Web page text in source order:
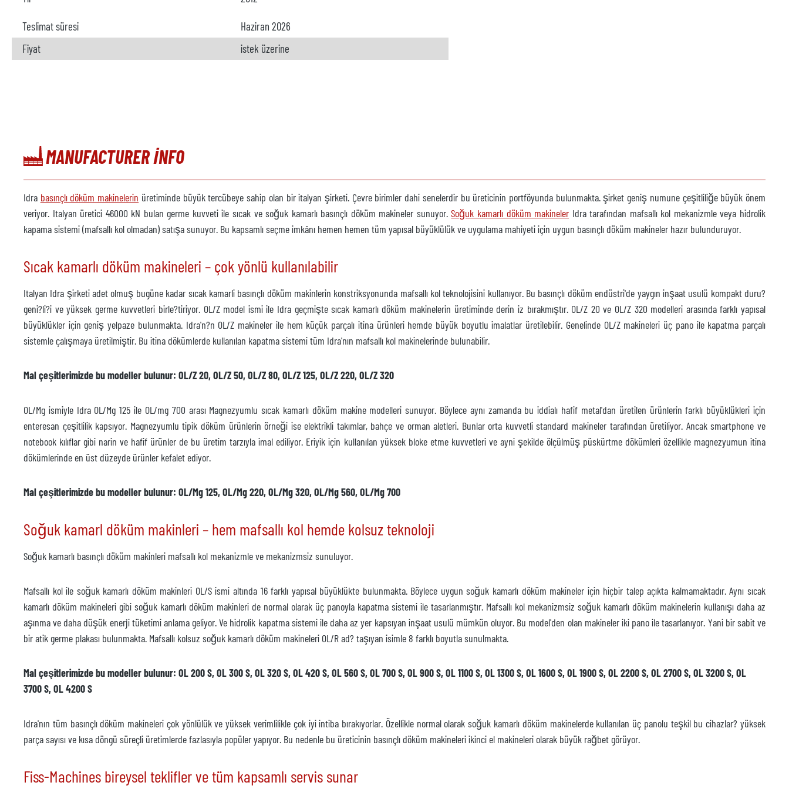
Teslimat süresi
Haziran 2026
Fiyat
istek üzerine
MANUFACTURER INFO
Idra basınçlı döküm makinelerin üretiminde büyük tercübeye sahip olan bir italyan şirketi. Çevre birimler dahi senelerdir bu üreticinin portföyunda bulunmakta. şirket geniş numune çeşitliliğe büyük önem
veriyor. Italyan üretici 46000 kN bulan germe kuvveti ile sıcak ve soğuk kamarlı basınçlı döküm makineler sunuyor.Soğuk kamarlı döküm makineler Idra tarafından mafsallı kol mekanizmle veya hidrolik
kapama sistemi (mafsallı kol olmadan) satışa sunuyor. Bu kapsamlı seçme imkânı hemen hemen tüm yapısal büyüklülük ve uygulama mahiyeti için uygun basınçlı döküm makineler hazır bulunduruyor.
Sıcak kamarlı döküm makineleri – çok yönlü kullanılabilir
Italyan Idra şirketi adet olmuş bugüne kadar sıcak kamarli basınçlı döküm makinlerin konstriksyonunda mafsallı kol teknolojisini kullanıyor. Bu basınçlı döküm endüstri'de yaygın inşaat usulü kompakt duru?
geni?li?i ve yüksek germe kuvvetleri birle?tiriyor. OL/Z model ismi ile Idra geçmişte sıcak kamarlı döküm makinelerin üretiminde derin iz bırakmıştır. OL/Z 20 ve OL/Z 320 modelleri arasında farklı yapısal
büyüklükler için geniş yelpaze bulunmakta. Idra'n?n OL/Z makineler ile hem küçük parçalı itina ürünleri hemde büyük boyutlu imalatlar üretilebilir. Genelinde OL/Z makineleri üç pano ile kapatma parçalı
sistemle çalışmaya üretilmiştir. Bu itina dökümlerde kullanılan kapatma sistemi tüm Idra'nın mafsallı kol makinelerinde bulunabilir.
Mal çeşitlerimizde bu modeller bulunur: OL/Z 20, OL/Z 50, OL/Z 80, OL/Z 125, OL/Z 220, OL/Z 320
OL/Mg ismiyle Idra OL/Mg 125 ile OL/mg 700 arası Magnezyumlu sıcak kamarlı döküm makine modelleri sunuyor. Böylece aynı zamanda bu iddialı hafif metal'dan üretilen ürünlerin farklı büyüklükleri için
enteresan çeşitlilik kapsıyor. Magnezyumlu tipik döküm ürünlerin örneği ise elektrikli takımlar, bahçe ve orman aletleri. Bunlar orta kuvvetli standard makineler tarafından üretiliyor. Ancak smartphone ve
notebook kılıflar gibi narin ve hafif ürünler de bu üretim tarzıyla imal ediliyor. Eriyik için kullanılan yüksek bloke etme kuvvetleri ve ayni şekilde ölçülmüş püskürtme dökümleri özellikle magnezyumun itina
dökümlerinde en üst düzeyde ürünler kefalet ediyor.
Mal çeşitlerimizde bu modeller bulunur: OL/Mg 125, OL/Mg 220, OL/Mg 320, OL/Mg 560, OL/Mg 700
Soğuk kamarl döküm makinleri – hem mafsallı kol hemde kolsuz teknoloji
Soğuk kamarlı basınçlı döküm makinleri mafsallı kol mekanizmle ve mekanizmsiz sunuluyor.
Mafsallı kol ile soğuk kamarlı döküm makinleri OL/S ismi altında 16 farklı yapısal büyüklükte bulunmakta. Böylece uygun soğuk kamarlı döküm makineler için hiçbir talep açıkta kalmamaktadır. Aynı sıcak
kamarlı döküm makineleri gibi soğuk kamarlı döküm makinleri de normal olarak üç panoyla kapatma sistemi ile tasarlanmıştır. Mafsallı kol mekanizmsiz soğuk kamarlı döküm makinelerin kullanışı daha az
aşınma ve daha düşük enerji tüketimi anlama geliyor. Ve hidrolik kapatma sistemi ile daha az yer kapsıyan inşaat usulü mümkün oluyor. Bu model'den olan makineler iki pano ile tasarlanıyor. Yani bir sabit ve
bir atik germe plakası bulunmakta. Mafsallı kolsuz soğuk kamarlı döküm makineleri OL/R ad? taşıyan isimle 8 farklı boyutla sunulmakta.
Mal çeşitlerimizde bu modeller bulunur: OL 200 S, OL 300 S, OL 320 S, OL 420 S, OL 560 S, OL 700 S, OL 900 S, OL 1100 S, OL 1300 S, OL 1600 S, OL 1900 S, OL 2200 S, OL 2700 S, OL 3200 S, OL
3700 S, OL 4200 S
Idra'nın tüm basınçlı döküm makineleri çok yönlülük ve yüksek verimlilikle çok iyi intiba bırakıyorlar. Özellikle normal olarak soğuk kamarlı döküm makinelerde kullanılan üç panolu teşkil bu cihazlar? yüksek
parça sayısı ve kısa döngü süreçli üretimlerde fazlasıyla popüler yapıyor. Bu nedenle bu üreticinin basınçlı döküm makineleri ikinci el makineleri olarak büyük rağbet görüyor.
Fiss-Machines bireysel teklifler ve tüm kapsamlı servis sunar